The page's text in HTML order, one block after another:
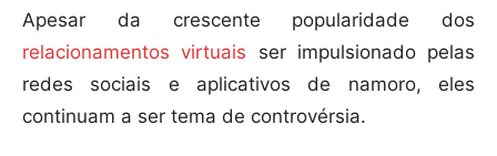
Apesar da crescente popularidade dos
relacionamentos virtuais ser impulsionado pelas
redes sociais e aplicativos de namoro, eles
continuam a ser tema de controvérsia.